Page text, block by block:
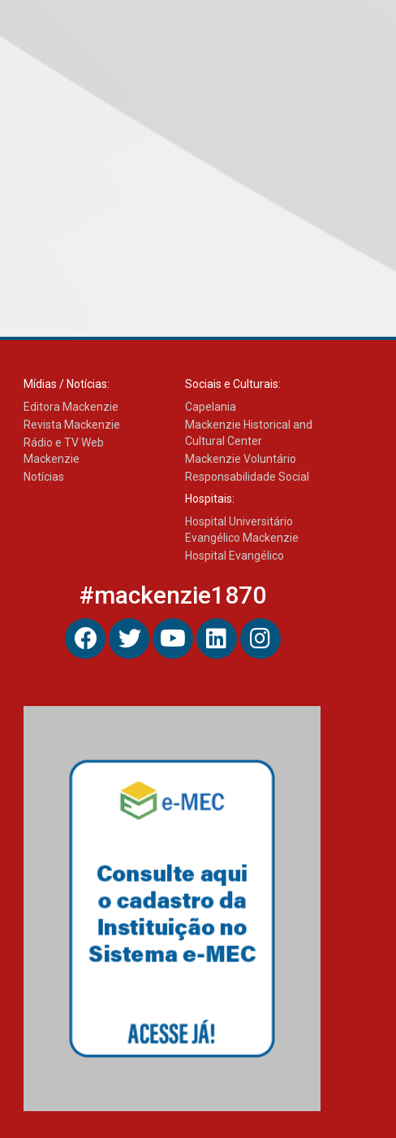
estudantes para o PAS antes
Como os pais podem investir
na educação dos filhos além
da escola
04.08.2026
Mídias / Notícias:
Editora Mackenzie
Revista Mackenzie
Rádio e TV Web
Mackenzie
Notícias
Sociais e Culturais:
Capelania
Mackenzie Historical and
Cultural Center
Mackenzie Voluntário
Responsabilidade Social
Hospitais:
Hospital Universitário
Evangélico Mackenzie
Hospital Evangélico
#mackenzie1870